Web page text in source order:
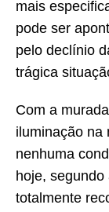
mais
pode ser
pelo declínio
trágica
Com a
iluminação na
nenhuma
hoje,
totalmente